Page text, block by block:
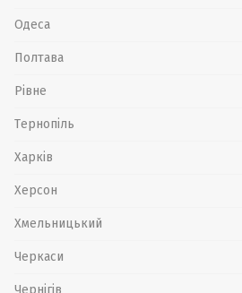
Одеса
Полтава
Рівне
Тернопіль
Харків
Херсон
Хмельницький
Черкаси
Чернігів